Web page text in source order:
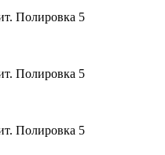
Полировка 5
Полировка 5
Полировка 5